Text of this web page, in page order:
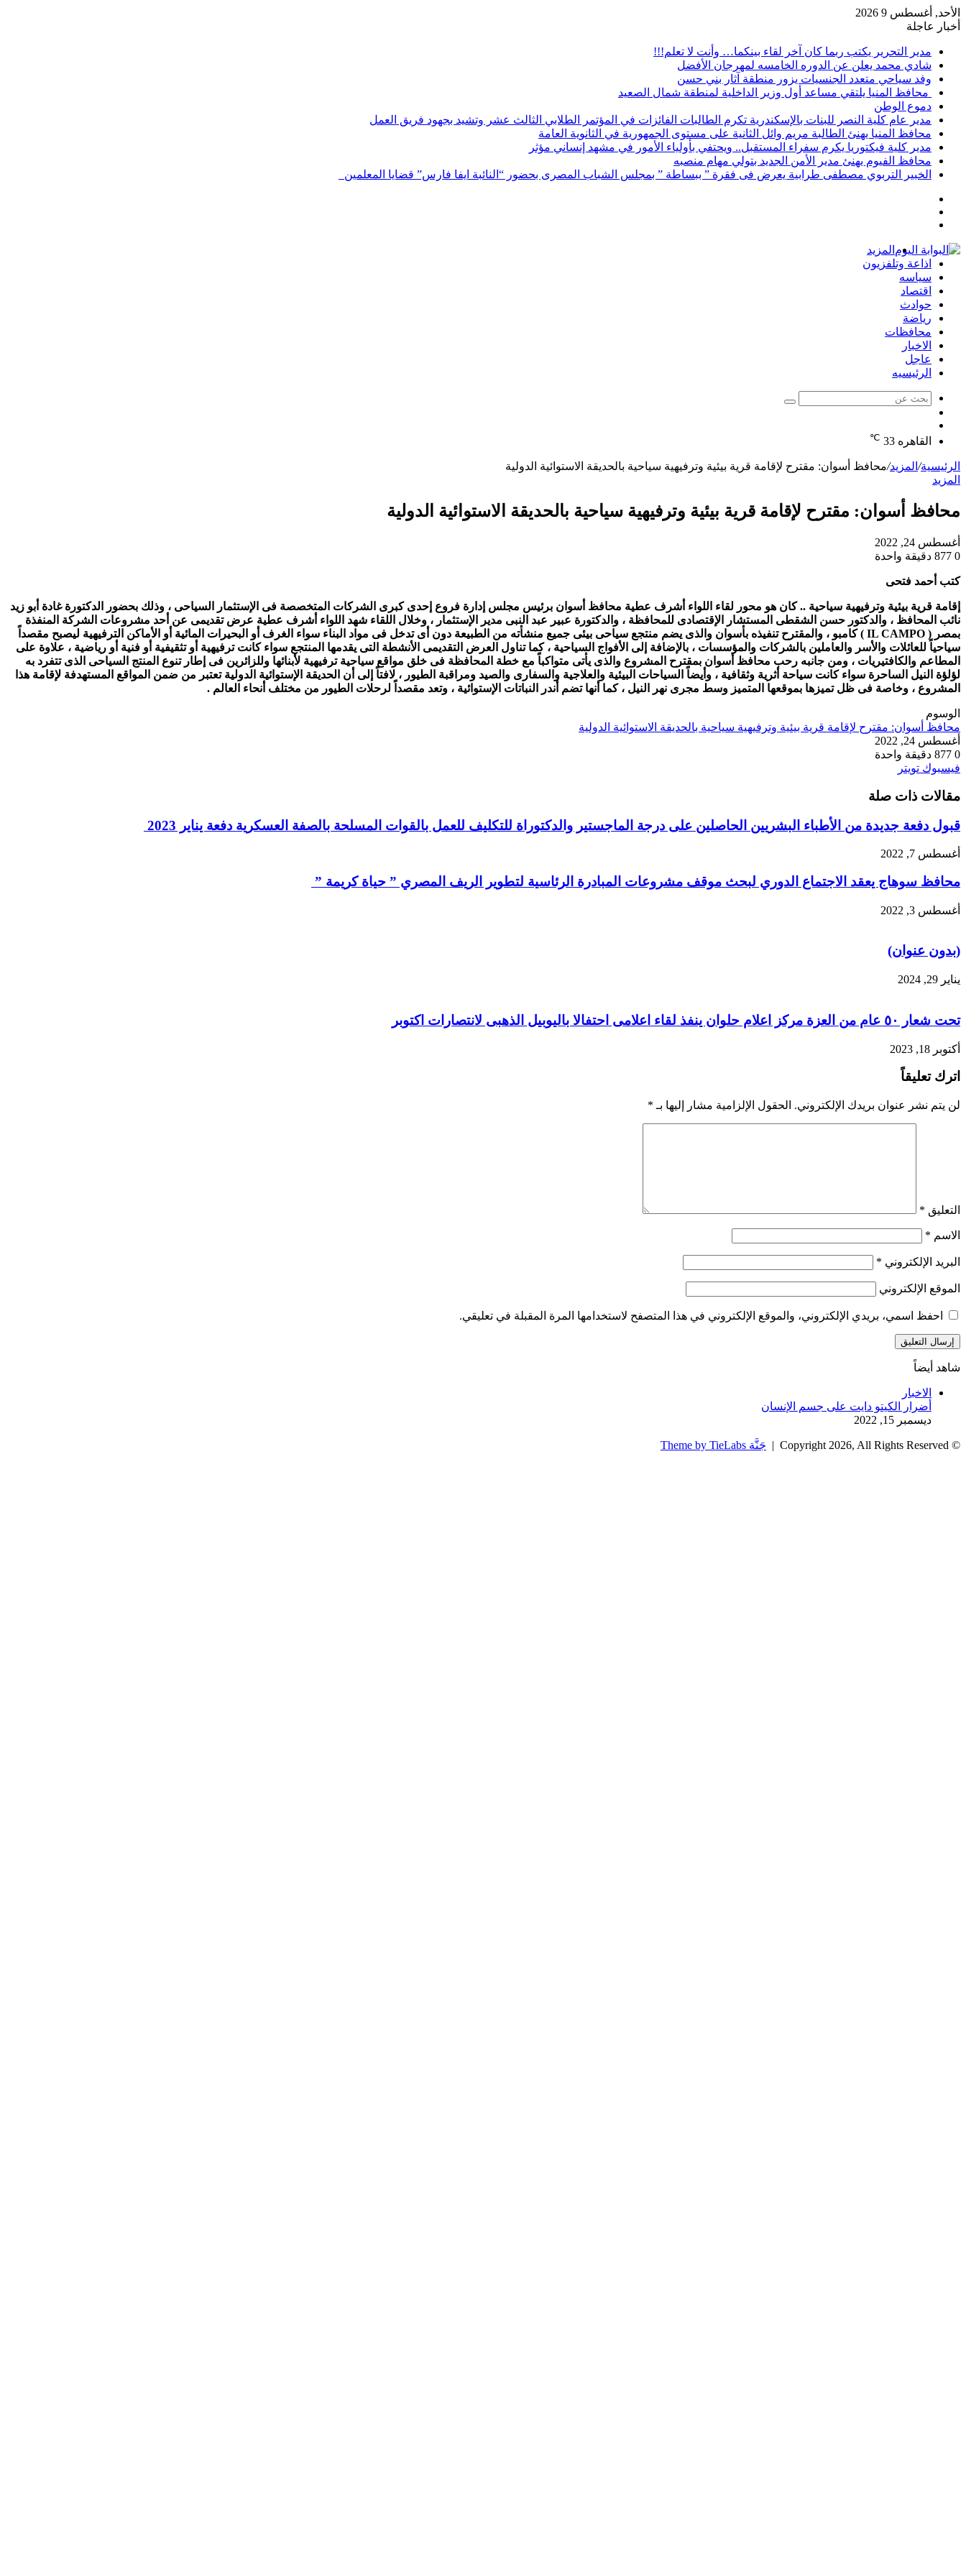
الأحد, أغسطس 9 2026
أخبار عاجلة
مدير التحرير يكتب ربما كان آخر لقاء بينكما… وأنت لا تعلم!!!
شادي محمد يعلن عن الدوره الخامسه لمهرجان الأفضل
وفد سياحي متعدد الجنسيات يزور منطقة آثار بني حسن
محافظ المنيا يلتقي مساعد أول وزير الداخلية لمنطقة شمال الصعيد
دموع الوطن
مدير عام كلية النصر للبنات بالإسكندرية تكرم الطالبات الفائزات في المؤتمر الطلابي الثالث عشر وتشيد بجهود فريق العمل
محافظ المنيا يهنئ الطالبة مريم وائل الثانية على مستوى الجمهورية في الثانوية العامة
مدير كلية فيكتوريا يكرم سفراء المستقبل.. ويحتفي بأولياء الأمور في مشهد إنساني مؤثر
محافظ الفيوم يهنئ مدير الأمن الجديد بتولي مهام منصبه
الخبير التربوي مصطفى طرابية يعرض فى فقرة ” ببساطة ” بمجلس الشباب المصرى بحضور “النائبة ايفا فارس” قضايا المعلمين
المزيد
اذاعة وتلفزيون
سياسه
اقتصاد
حوادث
رياضة
محافظات
الاخبار
عاجل
الرئيسيه
بحث
عشوائي
القاهره 33
℃
الرئيسية/ المزيد/محافظ أسوان: مقترح لإقامة قرية بيئية وترفيهية سياحية بالحديقة الاستوائية الدولية
المزيد
محافظ أسوان: مقترح لإقامة قرية بيئية وترفيهية سياحية بالحديقة الاستوائية الدولية
أغسطس 24, 2022
0
دقيقة واحدة
كتب أحمد فتحى
إقامة قرية بيئية وترفيهية سياحية .. كان هو محور لقاء اللواء أشرف عطية محافظ أسوان برئيس مجلس إدارة فروع إحدى كبرى الشركات المتخصصة فى الإستثمار السياحى ، وذلك بحضور الدكتورة غادة أبو زيد
نائب المحافظ ، والدكتور حسن الشقطى المستشار الإقتصادى للمحافظة ، والدكتورة عبير عبد النبى مدير الإستثمار ، وخلال اللقاء شهد اللواء أشرف عطية عرض تقديمى عن أحد مشروعات الشركة المنفذة
بمصر ( IL CAMPO ) كامبو ، والمقترح تنفيذه بأسوان والذى يضم منتجع سياحى بيئى جميع منشأته من الطبيعة دون أى تدخل فى مواد البناء سواء الغرف أو البحيرات المائية أو الأماكن الترفيهية ليصبح مقصداً
سياحياً للعائلات والأسر والعاملين بالشركات والمؤسسات ، بالإضافة إلى الأفواج السياحية ، كما تناول العرض التقديمى الأنشطة التى يقدمها المنتجع سواء كانت ترفيهية أو تثقيفية أو فنية أو رياضية ، علاوة على
المطاعم والكافتيريات ، ومن جانبه رحب محافظ أسوان بمقترح المشروع والذى يأتى متواكباً مع خطة المحافظة فى خلق مواقع سياحية ترفيهية لأبنائها وللزائرين فى إطار تنوع المنتج السياحى الذى تتفرد به
لؤلؤة النيل الساحرة سواء كانت سياحة أثرية وثقافية ، وأيضاً السياحات البيئية والعلاجية والسفارى والصيد ومراقبة الطيور ، لافتاً إلى أن الحديقة الإستوائية الدولية تعتبر من ضمن المواقع المستهدفة لإقامة هذا
المشروع ، وخاصة فى ظل تميزها بموقعها المتميز وسط مجرى نهر النيل ، كما أنها تضم أندر النباتات الإستوائية ، وتعد مقصداً لرحلات الطيور من مختلف أنحاء العالم .
الوسوم
محافظ أسوان: مقترح لإقامة قرية بيئية وترفيهية سياحية بالحديقة الاستوائية الدولية
أغسطس 24, 2022
0
دقيقة واحدة
فيسبوك تويتر
البريد
مقالات ذات صلة
قبول دفعة جديدة من الأطباء البشريين الحاصلين على درجة الماجستير والدكتوراة للتكليف للعمل بالقوات المسلحة بالصفة العسكرية دفعة يناير 2023
أغسطس 7, 2022
محافظ سوهاج يعقد الاجتماع الدوري لبحث موقف مشروعات المبادرة الرئاسية لتطوير الريف المصري ” حياة كريمة ”
أغسطس 3, 2022
(بدون عنوان)
يناير 29, 2024
تحت شعار ٥٠ عام من العزة مركز اعلام حلوان ينفذ لقاء اعلامى احتفالا باليوبيل الذهبى لانتصارات اكتوبر
أكتوبر 18, 2023
اترك تعليقاً
لن يتم نشر عنوان بريدك الإلكتروني. الحقول الإلزامية مشار إليها بـ *
التعليق *
الاسم *
البريد الإلكتروني *
الموقع الإلكتروني
احفظ اسمي، بريدي الإلكتروني، والموقع الإلكتروني في هذا المتصفح لاستخدامها المرة المقبلة في تعليقي.
شاهد أيضاً
الاخبار
أضرار الكيتو دايت على جسم الإنسان
ديسمبر 15, 2022
© Copyright 2026, All Rights Reserved |
جَنَّة Theme by TieLabs